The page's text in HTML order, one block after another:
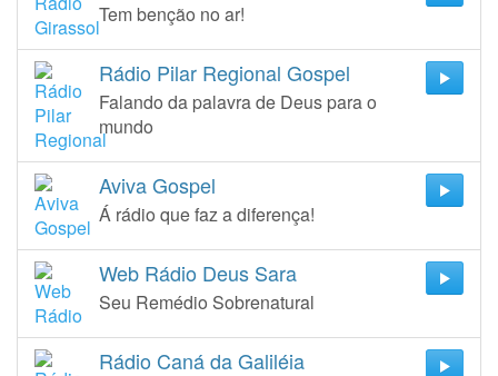
Tem benção no ar!
Rádio Pilar Regional Gospel
Falando da palavra de Deus para o
mundo
Aviva Gospel
Á rádio que faz a diferença!
Web Rádio Deus Sara
Seu Remédio Sobrenatural
Rádio Caná da Galiléia